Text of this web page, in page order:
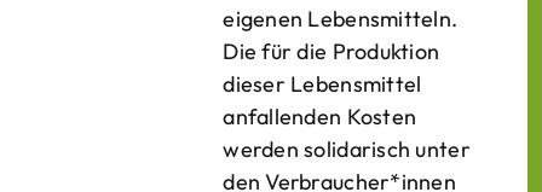
eigenen Lebens­mitteln.
Die für die Produktion
dieser Lebens­mittel
anfallenden Kosten
werden solidarisch unter
den Verbraucher*­innen